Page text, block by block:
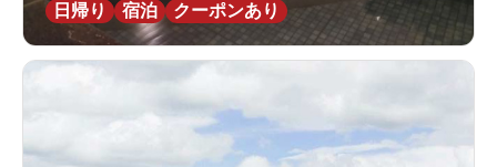
日帰り
宿泊 クーポンあり